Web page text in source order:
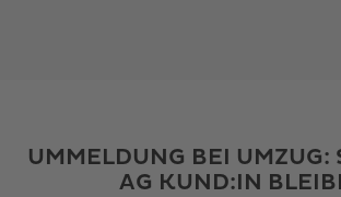
UMMELDUNG BEI UMZUG:
AG KUND:IN